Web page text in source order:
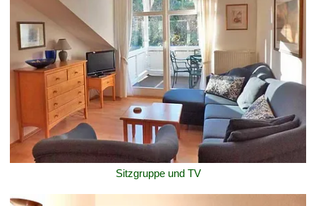
Sitzgruppe und TV